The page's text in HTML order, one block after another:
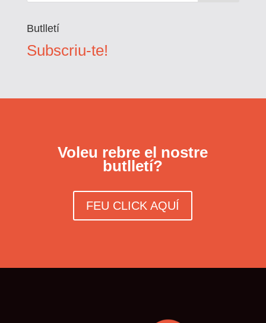
Butlletí
Subscriu-te!
Voleu rebre el nostre
butlletí?
FEU CLICK AQUÍ